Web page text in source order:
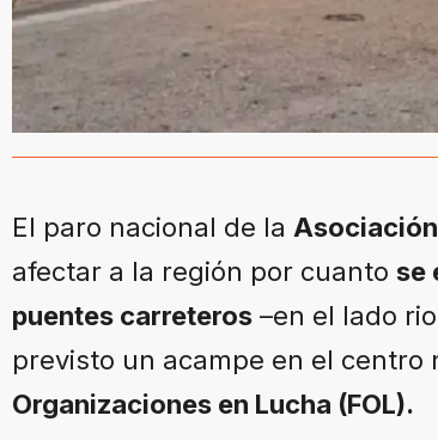
El paro nacional de la
afectar a la región por cuanto se
puentes carreteros –en el lado
previsto un acampe en el centro
Organizaciones en Lucha (FOL).